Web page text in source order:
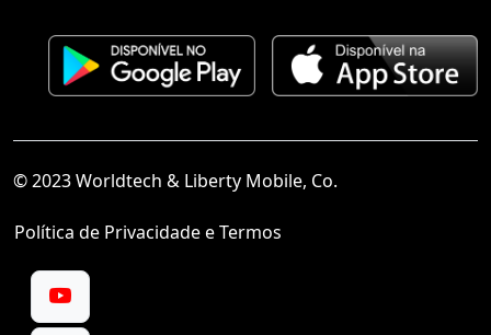
© 2023 Worldtech & Liberty Mobile, Co.
Política de Privacidade e Termos